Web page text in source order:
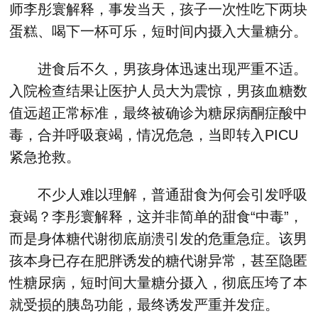
师李彤寰解释，事发当天，孩子一次性吃下两块
蛋糕、喝下一杯可乐，短时间内摄入大量糖分。
进食后不久，男孩身体迅速出现严重不适。
入院检查结果让医护人员大为震惊，男孩血糖数
值远超正常标准，最终被确诊为糖尿病酮症酸中
毒，合并呼吸衰竭，情况危急，当即转入PICU
紧急抢救。
不少人难以理解，普通甜食为何会引发呼吸
衰竭？李彤寰解释，这并非简单的甜食“中毒”，
而是身体糖代谢彻底崩溃引发的危重急症。该男
孩本身已存在肥胖诱发的糖代谢异常，甚至隐匿
性糖尿病，短时间大量糖分摄入，彻底压垮了本
就受损的胰岛功能，最终诱发严重并发症。